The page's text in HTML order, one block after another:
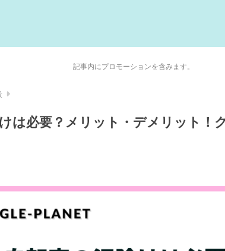
記事内にプロモーションを含みます。
は必要？メリット・デメリット！